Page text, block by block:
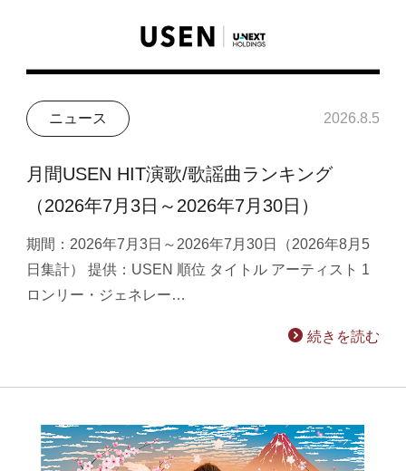
ニュース 2026.8.5
月間USEN HIT演歌/歌謡曲ランキング
（2026年7月3日～2026年7月30日）
期間：2026年7月3日～2026年7月30日（2026年8月5
日集計） 提供：USEN 順位 タイトル アーティスト 1
ロンリー・ジェネレー…
続きを読む